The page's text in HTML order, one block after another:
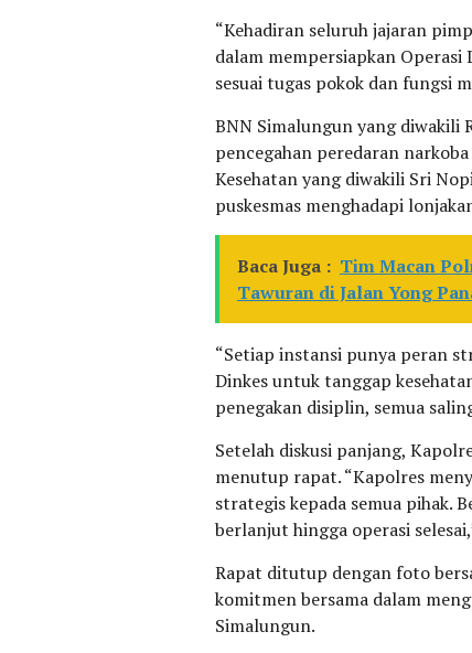
“Kehadiran seluruh jajaran
dalam mempersiapkan
sesuai tugas pokok dan fungsi
BNN Simalungun yang diwakili
pencegahan peredaran
Kesehatan yang diwakili Sri
puskesmas menghadapi
Baca Juga : Tim Macan
Tawuran di Jalan Yong
“Setiap instansi punya peran
Dinkes untuk tanggap
penegakan disiplin, semua
Setelah diskusi panjang,
menutup rapat. “Kapolres
strategis kepada semua pihak.
berlanjut hingga operasi
Rapat ditutup dengan foto
komitmen bersama dalam
Simalungun.